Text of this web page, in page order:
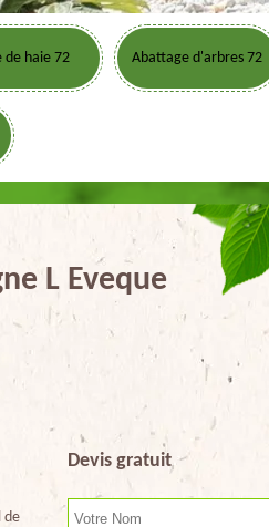
de haie 72 Abattage d'arbres 72
L Eveque
de
Devis gratuit